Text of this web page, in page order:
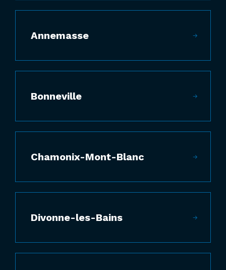
Annemasse
Bonneville
Chamonix-Mont-Blanc
Divonne-les-Bains